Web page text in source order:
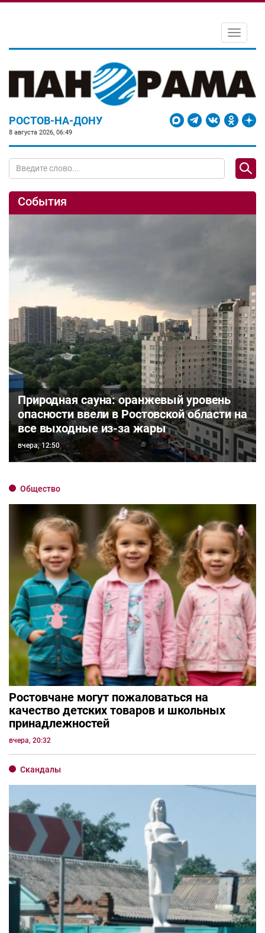
Toggle
РОСТОВ-НА-ДОНУ
8 августа 2026, 06:49
События
Природная сауна: оранжевый уровень
опасности ввели в Ростовской области на
все выходные из-за жары
вчера, 12:50
Общество
Ростовчане могут пожаловаться на
качество детских товаров и школьных
принадлежностей
вчера, 20:32
Скандалы